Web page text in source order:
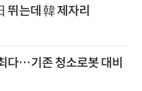
뛰는데 韓 제자리
다…기존 청소로봇 대비